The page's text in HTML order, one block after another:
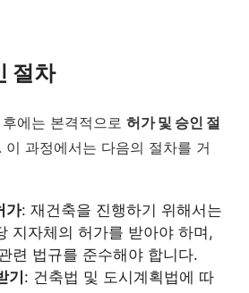
절차
에는 본격적으로 허가 및 승인 절
이 과정에서는 다음의 절차를 거
가: 재건축을 진행하기 위해서는
지자체의 허가를 받아야 하며,
련 법규를 준수해야 합니다.
기: 건축법 및 도시계획법에 따